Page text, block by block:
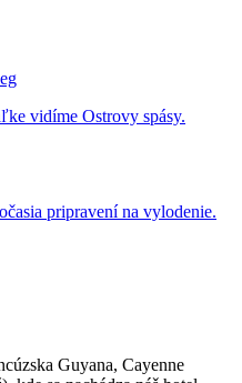
vidíme Ostrovy spásy.
pripravení na vylodenie.
Guyana, Cayenne